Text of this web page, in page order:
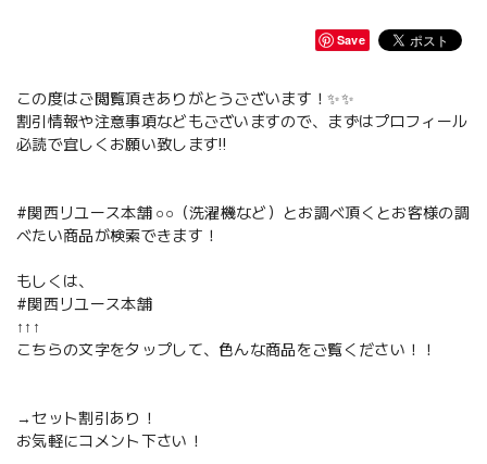
Save
この度はご閲覧頂きありがとうございます！✨✨
割引情報や注意事項などもございますので、まずはプロフィール
必読で宜しくお願い致します‼️
#関西リユース本舗 ○○（洗濯機など）とお調べ頂くとお客様の調
べたい商品が検索できます！
もしくは、
#関西リユース本舗
↑↑↑
こちらの文字をタップして、色んな商品をご覧ください！！
→セット割引あり！
お気軽にコメント下さい！